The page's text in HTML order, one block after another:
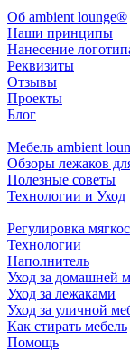
Oб ambient lounge®
Наши принципы
Нанесение
Реквизиты
Отзывы
Проекты
Блог
Мебель ambient
Обзоры лежаков
Полезные советы
Технологии и Уход
Регулировка
Технологии
Наполнитель
Уход за домашней
Уход за лежаками
Уход за уличной
Как стирать мебель
Помощь